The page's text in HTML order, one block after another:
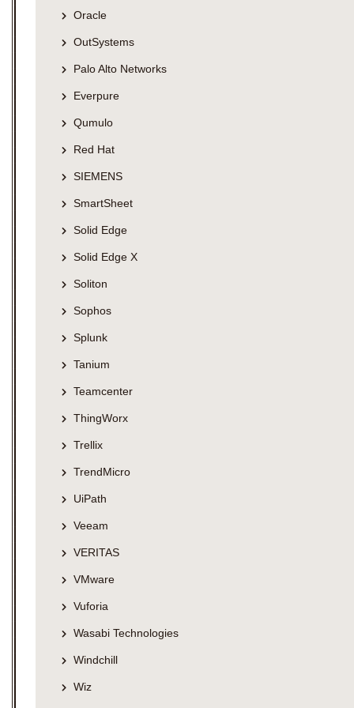
Oracle
OutSystems
Palo Alto Networks
Everpure
Qumulo
Red Hat
SIEMENS
SmartSheet
Solid Edge
Solid Edge X
Soliton
Sophos
Splunk
Tanium
Teamcenter
ThingWorx
Trellix
TrendMicro
UiPath
Veeam
VERITAS
VMware
Vuforia
Wasabi Technologies
Windchill
Wiz